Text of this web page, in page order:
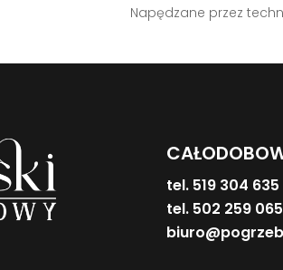
Napędzane przez
tel. 519 304 635
tel. 502 259 065